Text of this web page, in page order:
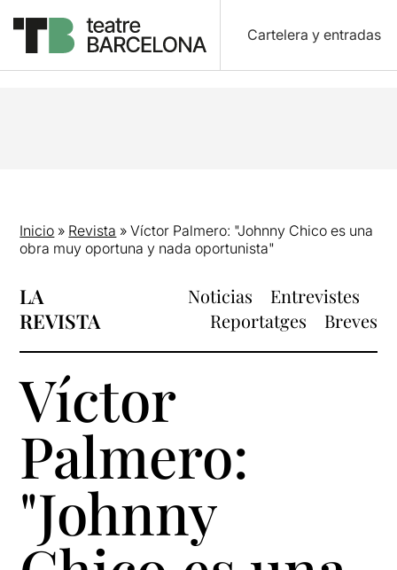
Cartelera y entradas
Inicio » Revista »Víctor Palmero: "Johnny Chico es una
obra muy oportuna y nada oportunista"
LA
REVISTA
Noticias
Entrevistes
Reportatges
Breves
Víctor
Palmero:
"Johnny